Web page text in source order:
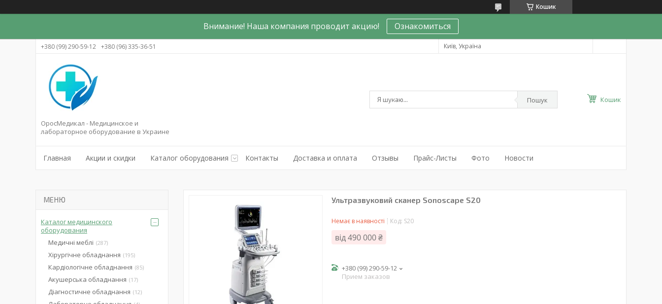
Кошик
Внимание! Наша компания проводит акцию! Ознакомиться
+380 (99) 290-59-12 +380 (96) 335-36-51 Київ, Україна
ОросМедикал - Медицинское и
лабораторное оборудование в Украине
Пошук Кошик
Главная Акции и скидки Каталог оборудования Контакты Доставка и оплата Отзывы Прайс-Листы Фото Новости
Ультразвуковий сканер Sonoscape S20
Немає в наявності Код: S20
від490 000 ₴
+380 (99) 290-59-12
Прием заказов
Каталог медицинского
оборудования
Медичні меблі 287
Хірургічне обладнання 195
Кардіологічне обладнання 85
Акушерська обладнання 17
Діагностичне обладнання 12